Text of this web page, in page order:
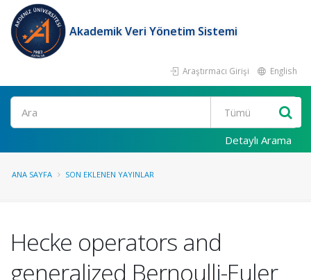
Akademik Veri Yönetim Sistemi
Araştırmacı Girişi English
Ara
Detaylı Arama
ANA SAYFA SON EKLENEN YAYINLAR
Hecke operators and
generalized Bernoulli-Euler